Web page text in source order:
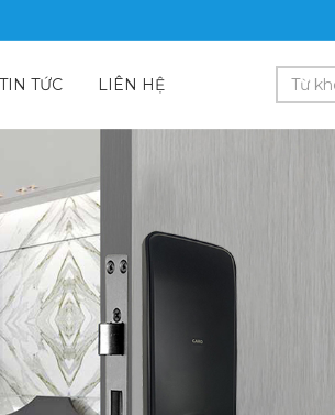
TIN TỨC LIÊN HỆ
bằng thẻ và Chìa khóa cơ, rất hợp sử dụng
thế.
tinh xảo và thanh lịch, US11-LB1 là khóa từ